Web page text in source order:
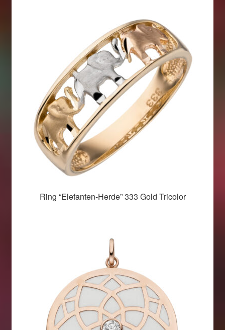
Ring “Elefanten-Herde” 333 Gold Tricolor